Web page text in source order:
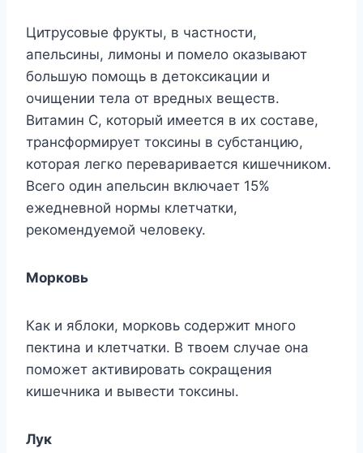
Цитрусовые фрукты, в частности,
апельсины, лимоны и помело оказывают
большую помощь в детоксикации и
очищении тела от вредных веществ.
Витамин С, который имеется в их составе,
трансформирует токсины в субстанцию,
которая легко переваривается кишечником.
Всего один апельсин включает 15%
ежедневной нормы клетчатки,
рекомендуемой человеку.
Морковь
Как и яблоки, морковь содержит много
пектина и клетчатки. В твоем случае она
поможет активировать сокращения
кишечника и вывести токсины.
Лук